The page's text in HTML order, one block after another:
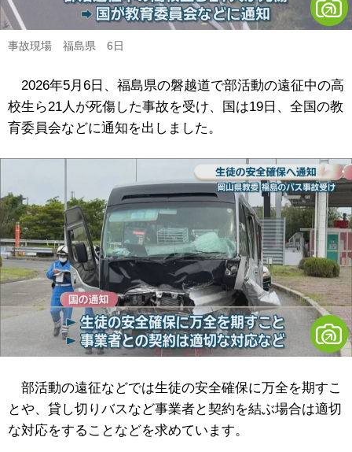
事故現場 福島県 6日
2026年5月6日、福島県の磐越道で部活動の遠征中の高
校生ら21人が死傷した事故を受け、国は19日、全国の教
育委員会などに通知を出しました。
部活動の遠征などでは生徒の安全確保に万全を期すこ
とや、貸し切りバスなど事業者と契約を結ぶ場合は適切
な対応をすることなどを求めています。